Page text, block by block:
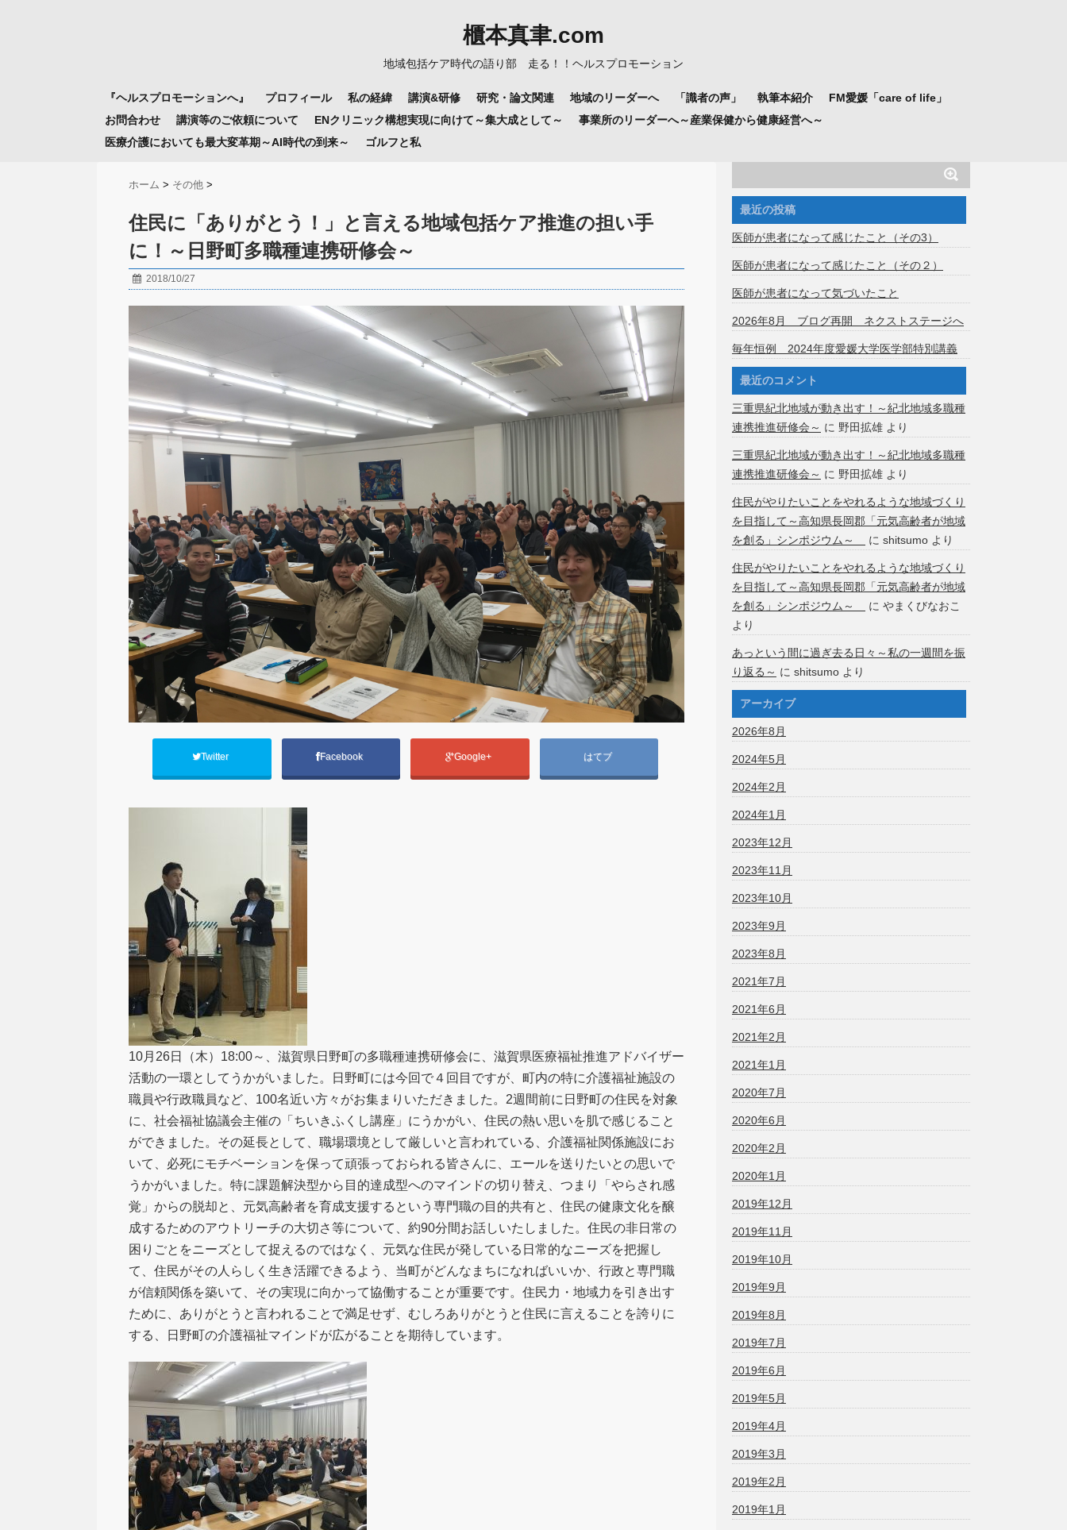
櫃本真聿.com
地域包括ケア時代の語り部 走る！！ヘルスプロモーション
『ヘルスプロモーションへ』 プロフィール 私の経緯 講演&研修 研究・論文関連 地域のリーダーへ 「識者の声」 執筆本紹介
FM愛媛「care of life」
お問合わせ
講演等のご依頼について ENクリニック構想実現に向けて～集大成として～
事業所のリーダーへ～産業保健から健康経営へ～
医療介護においても最大変革期～AI時代の到来～
ゴルフと私
ホーム > その他 >
住民に「ありがとう！」と言える地域包括ケア推進の担い手
に！～日野町多職種連携研修会～
2018/10/27
Twitter Facebook Google+ はてブ
10月26日（木）18:00～、滋賀県日野町の多職種連携研修会に、滋賀県医療福祉推進アドバイザー
活動の一環としてうかがいました。日野町には今回で４回目ですが、町内の特に介護福祉施設の
職員や行政職員など、100名近い方々がお集まりいただきました。2週間前に日野町の住民を対象
に、社会福祉協議会主催の「ちいきふくし講座」にうかがい、住民の熱い思いを肌で感じること
ができました。その延長として、職場環境として厳しいと言われている、介護福祉関係施設にお
いて、必死にモチベーションを保って頑張っておられる皆さんに、エールを送りたいとの思いで
うかがいました。特に課題解決型から目的達成型へのマインドの切り替え、つまり「やらされ感
覚」からの脱却と、元気高齢者を育成支援するという専門職の目的共有と、住民の健康文化を醸
成するためのアウトリーチの大切さ等について、約90分間お話しいたしました。住民の非日常の
困りごとをニーズとして捉えるのではなく、元気な住民が発している日常的なニーズを把握し
て、住民がその人らしく生き活躍できるよう、当町がどんなまちになればいいか、行政と専門職
が信頼関係を築いて、その実現に向かって協働することが重要です。住民力・地域力を引き出す
ために、ありがとうと言われることで満足せず、むしろありがとうと住民に言えることを誇りに
する、日野町の介護福祉マインドが広がることを期待しています。
最近の投稿
医師が患者になって感じたこと（その3）
医師が患者になって感じたこと（その２）
医師が患者になって気づいたこと
2026年8月 ブログ再開 ネクストステージへ
毎年恒例 2024年度愛媛大学医学部特別講義
最近のコメント
三重県紀北地域が動き出す！～紀北地域多職種
連携推進研修会～ に 野田拡雄 より
三重県紀北地域が動き出す！～紀北地域多職種
連携推進研修会～ に 野田拡雄 より
住民がやりたいことをやれるような地域づくり
を目指して～高知県長岡郡「元気高齢者が地域
を創る」シンポジウム～
に shitsumo より
住民がやりたいことをやれるような地域づくり
を目指して～高知県長岡郡「元気高齢者が地域
を創る」シンポジウム～
に やまくびなおこ
より
あっという間に過ぎ去る日々～私の一週間を振
り返る～ に shitsumo より
アーカイブ
2026年8月
2024年5月
2024年2月
2024年1月
2023年12月
2023年11月
2023年10月
2023年9月
2023年8月
2021年7月
2021年6月
2021年2月
2021年1月
2020年7月
2020年6月
2020年2月
2020年1月
2019年12月
2019年11月
2019年10月
2019年9月
2019年8月
2019年7月
2019年6月
2019年5月
2019年4月
2019年3月
2019年2月
2019年1月